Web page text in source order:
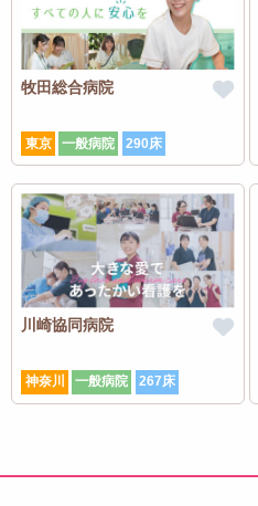
牧田総合病院
東京 一般病院 290床
川崎協同病院
神奈川 一般病院 267床